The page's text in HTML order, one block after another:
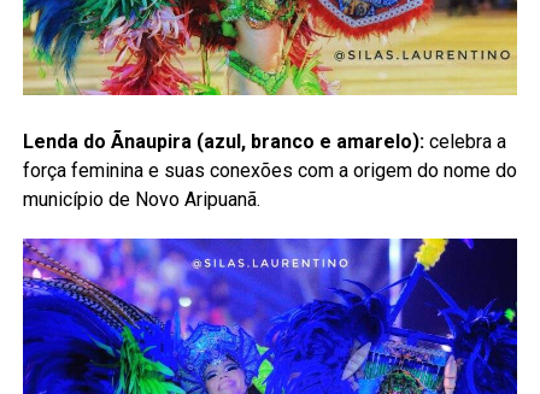
Lenda do Ãnaupira (azul, branco e amarelo):celebra a
força feminina e suas conexões com a origem do nome do
município de Novo Aripuanã.